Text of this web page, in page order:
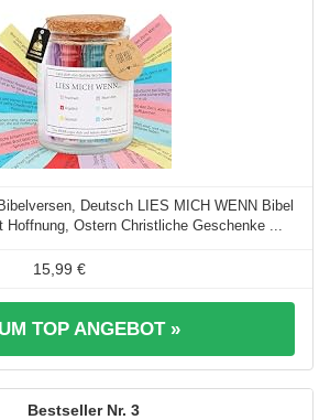
Deutsch LIES MICH WENN Bibel
Ostern Christliche Geschenke ...
15,99 €
TOP ANGEBOT »
3